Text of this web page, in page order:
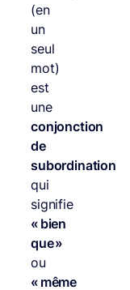
(en
un
seul
mot)
est
une
conjonction
de
subordination
qui
signifie
« bien
que »
ou
« même